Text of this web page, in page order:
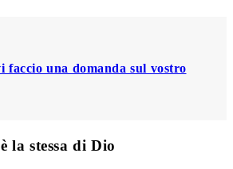
faccio una domanda sul vostro
la stessa di Dio